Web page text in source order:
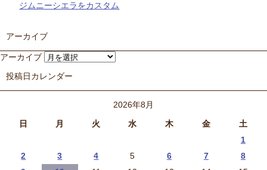
ジムニーシエラをカスタム
アーカイブ
アーカイブ
投稿日カレンダー
2026年8月
日
月 火 水 木 金 土
1
2
3 4 5 6 7
8